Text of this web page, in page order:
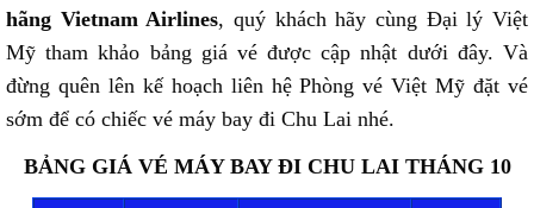
hãng Vietnam Airlines, quý khách hãy cùng Đại lý Việt
Mỹ tham khảo bảng giá vé được cập nhật dưới đây. Và
đừng quên lên kế hoạch liên hệ Phòng vé Việt Mỹ đặt vé
sớm để có chiếc vé máy bay đi Chu Lai nhé.
BẢNG GIÁ VÉ MÁY BAY ĐI CHU LAI THÁNG 10